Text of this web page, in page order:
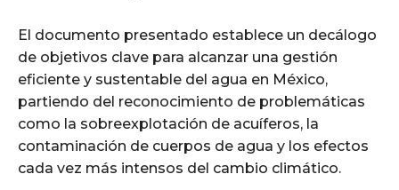
El documento presentado establece un decálogo
de objetivos clave para alcanzar una gestión
eficiente y sustentable del agua en México,
partiendo del reconocimiento de problemáticas
como la sobreexplotación de acuíferos, la
contaminación de cuerpos de agua y los efectos
cada vez más intensos del cambio climático.